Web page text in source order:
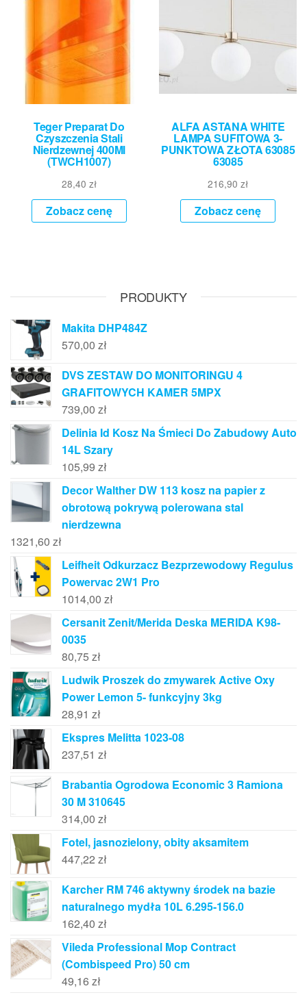
Teger Preparat Do
Czyszczenia Stali
Nierdzewnej 400Ml
(TWCH1007)
28,40 zł
Zobacz cenę
ALFA ASTANA WHITE
LAMPA SUFITOWA 3-
PUNKTOWA ZŁOTA 63085
63085
216,90zł
Zobacz cenę
PRODUKTY
Makita DHP484Z
570,00 zł
DVS ZESTAW DO MONITORINGU 4
GRAFITOWYCH KAMER 5MPX
739,00 zł
Delinia Id Kosz Na Śmieci Do Zabudowy Auto
14L Szary
105,99 zł
Decor Walther DW 113 kosz na papier z
obrotową pokrywą polerowana stal
nierdzewna
1321,60 zł
Leifheit Odkurzacz Bezprzewodowy Regulus
Powervac 2W1 Pro
1014,00 zł
Cersanit Zenit/Merida Deska MERIDA K98-
0035
80,75 zł
Ludwik Proszek do zmywarek Active Oxy
Power Lemon 5- funkcyjny 3kg
28,91 zł
Ekspres Melitta 1023-08
237,51 zł
Brabantia Ogrodowa Economic 3 Ramiona
30 M 310645
314,00 zł
Fotel, jasnozielony, obity aksamitem
447,22 zł
Karcher RM 746 aktywny środek na bazie
naturalnego mydła 10L 6.295-156.0
162,40 zł
Vileda Professional Mop Contract
(Combispeed Pro) 50 cm
49,16 zł